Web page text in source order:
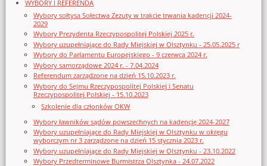
WYBORY I REFERENDA
Wybory sołtysa Sołectwa Zezuty w trakcie trwania kadencji 2024-
2029
Wybory Prezydenta Rzeczypospolitej Polskiej 2025 r.
Wybory uzupełniające do Rady Miejskiej w Olsztynku - 25.05.2025 r
Wybory do Parlamentu Europejskiego - 9 czerwca 2024 r.
Wybory samorządowe 2024 r. - 7.04.2024
Referendum zarządzone na dzień 15.10.2023 r.
Wybory do Sejmu Rzeczypospolitej Polskiej i Senatu
Rzeczypospolitej Polskiej - 15.10.2023
Szkolenie dla członków OKW
Wybory ławników sądów powszechnych na kadencję 2024-2027
Wybory uzupełniające do Rady Miejskiej w Olsztynku w okręgu
wyborczym nr 3 zarządzone na dzień 15 stycznia 2023 r.
Wybory uzupełniające do Rady Miejskiej w Olsztynku - 23.10.2022
Wybory Przedterminowe Burmistrza Olsztynka - 24.07.2022